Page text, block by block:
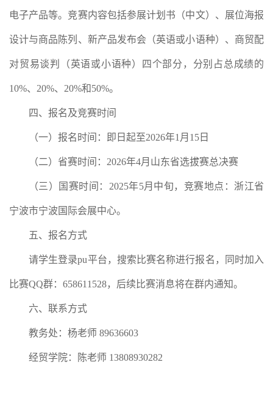
电子产品等。竞赛内容包括参展计划书（中文）、展位海报
设计与商品陈列、新产品发布会（英语或小语种）、商贸配
对贸易谈判（英语或小语种）四个部分，分别占总成绩的
10%、20%、20%和50%。
四、报名及竞赛时间
（一）报名时间：即日起至2026年1月15日
（二）省赛时间：2026年4月山东省选拔赛总决赛
（三）国赛时间：2025年5月中旬，竞赛地点：浙江省
宁波市宁波国际会展中心。
五、报名方式
请学生登录pu平台，搜索比赛名称进行报名，同时加入
比赛QQ群：658611528，后续比赛消息将在群内通知。
六、联系方式
教务处：杨老师 89636603
经贸学院：陈老师 13808930282